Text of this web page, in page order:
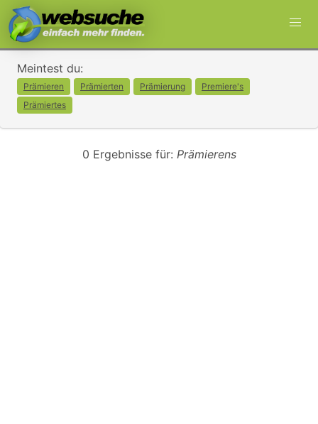
Meintest du:
Prämieren Prämierten Prämierung
Premiere's
Prämiertes
0 Ergebnisse für: Prämierens